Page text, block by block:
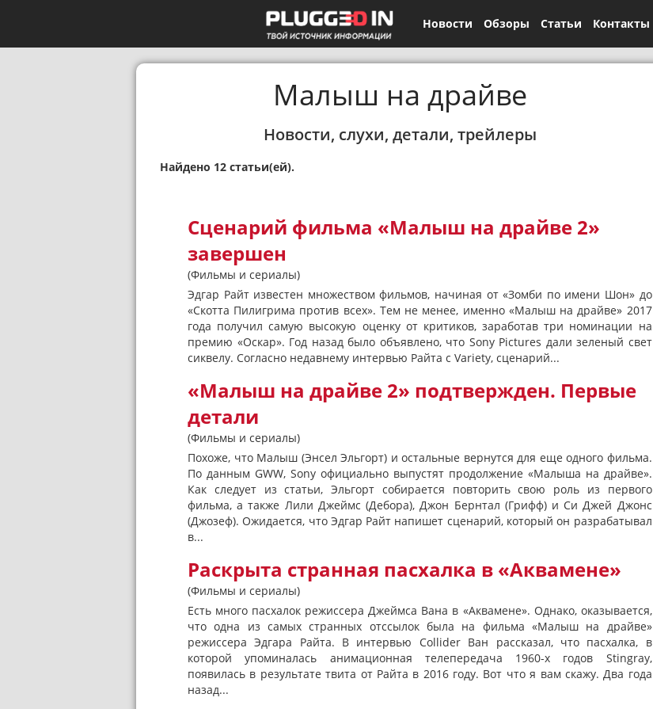
Новости Обзоры Статьи Контакты
Малыш на драйве
Новости, слухи, детали, трейлеры
Найдено 12 статьи(ей).
Сценарий фильма «Малыш на драйве 2»
завершен
(Фильмы и сериалы)
Эдгар Райт известен множеством фильмов, начиная от «Зомби по имени Шон» до
«Скотта Пилигрима против всех». Тем не менее, именно «Малыш на драйве» 2017
года получил самую высокую оценку от критиков, заработав три номинации на
премию «Оскар». Год назад было объявлено, что Sony Pictures дали зеленый свет
сиквелу. Согласно недавнему интервью Райта с Variety, сценарий...
«Малыш на драйве 2» подтвержден. Первые
детали
(Фильмы и сериалы)
Похоже, что Малыш (Энсел Эльгорт) и остальные вернутся для еще одного фильма.
По данным GWW, Sony официально выпустят продолжение «Малыша на драйве».
Как следует из статьи, Эльгорт собирается повторить свою роль из первого
фильма, а также Лили Джеймс (Дебора), Джон Бернтал (Грифф) и Си Джей Джонс
(Джозеф). Ожидается, что Эдгар Райт напишет сценарий, который он разрабатывал
в...
Раскрыта странная пасхалка в «Аквамене»
(Фильмы и сериалы)
Есть много пасхалок режиссера Джеймса Вана в «Аквамене». Однако, оказывается,
что одна из самых странных отссылок была на фильма «Малыш на драйве»
режиссера Эдгара Райта. В интервью Collider Ван рассказал, что пасхалка, в
которой упоминалась анимационная телепередача 1960-х годов Stingray,
появилась в результате твита от Райта в 2016 году. Вот что я вам скажу. Два года
назад...